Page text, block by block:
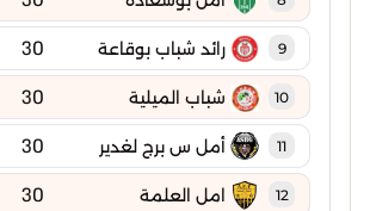
9 رائد شباب بوقاعة 30
10 شباب الميلية 30
11 أمل س برج لغدير 30
12 امل العلمة 30